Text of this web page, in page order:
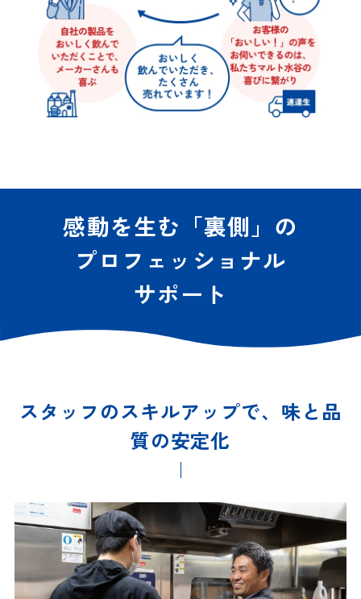
感動を生む「裏側」の
プロフェッショナル
サポート
スタッフのスキルアップで、味と品
質の安定化